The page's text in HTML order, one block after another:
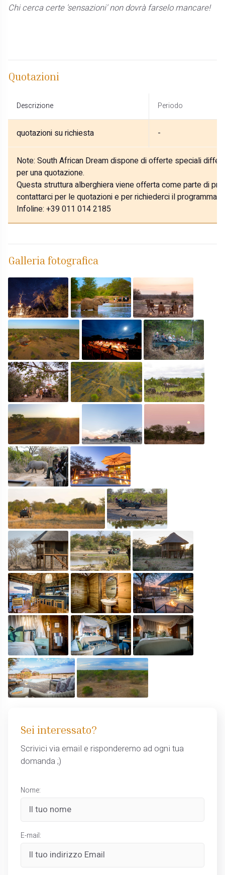
Chi cerca certe 'sensazioni' non dovrà farselo mancare!
Quotazioni
Descrizione Periodo
quotazioni su richiesta -
Note: South African Dream dispone di offerte speciali
per una quotazione.
Questa struttura alberghiera viene offerta come parte di
contattarci per le quotazioni e per richiederci il programma
Infoline: +39 011 014 2185
Galleria fotografica
Sei interessato?
Scrivici via email e risponderemo ad ogni tua
domanda ;)
Nome:
E-mail: